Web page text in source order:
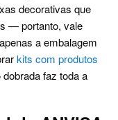
decorativas que
— portanto, vale
a embalagem
kits com produtos
faz toda a